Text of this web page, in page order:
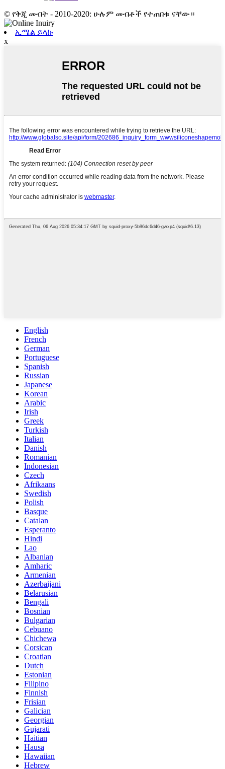
© የቅጂ መብት - 2010-2020: ሁሉም መብቶች የተጠበቁ ናቸው።
ኢሜል ይላኩ
x
English
French
German
Portuguese
Spanish
Russian
Japanese
Korean
Arabic
Irish
Greek
Turkish
Italian
Danish
Romanian
Indonesian
Czech
Afrikaans
Swedish
Polish
Basque
Catalan
Esperanto
Hindi
Lao
Albanian
Amharic
Armenian
Azerbaijani
Belarusian
Bengali
Bosnian
Bulgarian
Cebuano
Chichewa
Corsican
Croatian
Dutch
Estonian
Filipino
Finnish
Frisian
Galician
Georgian
Gujarati
Haitian
Hausa
Hawaiian
Hebrew